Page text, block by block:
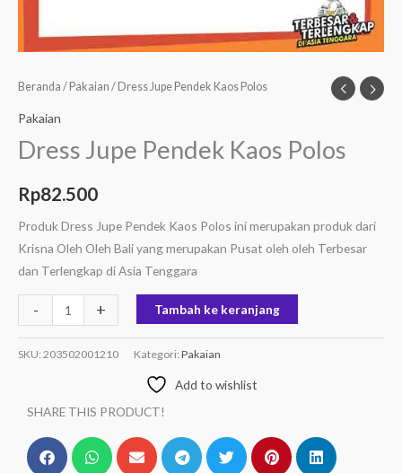
Beranda / Pakaian / Dress Jupe Pendek Kaos Polos
Pakaian
Dress Jupe Pendek Kaos Polos
Rp82.500
Produk Dress Jupe Pendek Kaos Polos ini merupakan produk dari
Krisna Oleh Oleh Bali yang merupakan Pusat oleh oleh Terbesar
dan Terlengkap di Asia Tenggara
- + Tambah ke keranjang
SKU: 203502001210 Kategori: Pakaian
Add to wishlist
SHARE THIS PRODUCT!